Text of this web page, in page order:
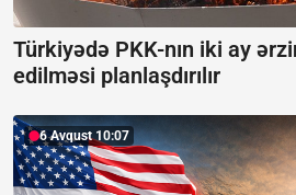
Türkiyədə PKK-nın iki ay
edilməsi planlaşdırılır
6 Avqust 10:07